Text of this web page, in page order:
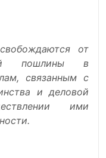
от
пошлины в
связанным с
и деловой
ими